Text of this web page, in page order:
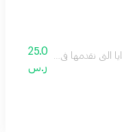
التي نقدمها في حياتنا ...
25.0
ر.س